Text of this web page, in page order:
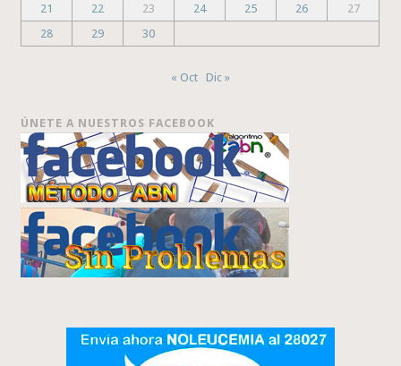
21
22 23 24 25 26
27
28
29 30
« Oct Dic »
ÚNETE A NUESTROS FACEBOOK